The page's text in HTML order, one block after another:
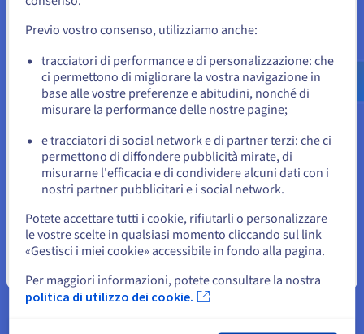
Managed Rancher Service Novità
Amministra i cluster Kubernetes da un’unica piattaforma
con uno strumento di gestione centralizzato.
Scopri Managed Rancher Service
Vai al sito Stati Uniti
us.ovhcloud.com/
Inglese USD - $
o
Resta sul sito web attuale
Seleziona un altro sito web
Previo vostro consenso, utilizziamo anche:
tracciatori di performance e di personalizzazione: che
ci permettono di migliorare la vostra navigazione in
base alle vostre preferenze e abitudini, nonché di
misurare la performance delle nostre pagine;
e tracciatori di social network e di partner terzi: che ci
permettono di diffondere pubblicità mirate, di
misurarne l'efficacia e di condividere alcuni dati con i
nostri partner pubblicitari e i social network.
Potete accettare tutti i cookie, rifiutarli o personalizzare
le vostre scelte in qualsiasi momento cliccando sul link
«Gestisci i miei cookie» accessibile in fondo alla pagina.
Per maggiori informazioni, potete consultare la nostra
politica di utilizzo dei cookie.